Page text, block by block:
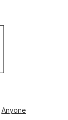
Anyone